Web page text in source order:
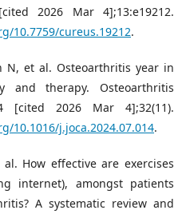
2026 Mar 4];13:e19212.
10.7759/cureus.19212.
N, et al. Osteoarthritis year in
and therapy. Osteoarthritis
[cited 2026 Mar 4];32(11).
10.1016/j.joca.2024.07.014.
How effective are exercises
internet), amongst patients
A systematic review and